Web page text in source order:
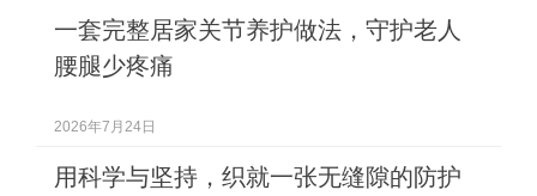
一套完整居家关节养护做法，守护老人
腰腿少疼痛
2026年7月24日
用科学与坚持，织就一张无缝隙的防护